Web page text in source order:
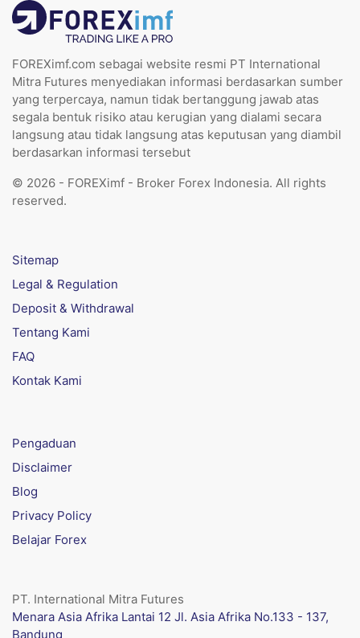
FOREXimf.com sebagai website resmi PT International
Mitra Futures menyediakan informasi berdasarkan sumber
yang terpercaya, namun tidak bertanggung jawab atas
segala bentuk risiko atau kerugian yang dialami secara
langsung atau tidak langsung atas keputusan yang diambil
berdasarkan informasi tersebut
© 2026 - FOREXimf - Broker Forex Indonesia. All rights
reserved.
Sitemap
Legal & Regulation
Deposit & Withdrawal
Tentang Kami
FAQ
Kontak Kami
Pengaduan
Disclaimer
Blog
Privacy Policy
Belajar Forex
PT. International Mitra Futures
Menara Asia Afrika Lantai 12 Jl. Asia Afrika No.133 - 137,
Bandung